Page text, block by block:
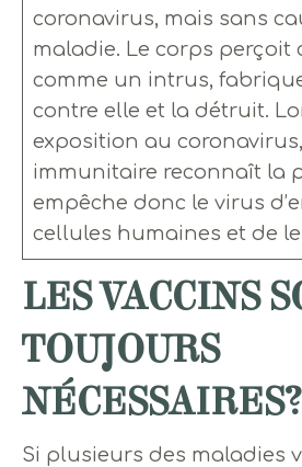
coronavirus, mais sans
maladie. Le corps perçoit
comme un intrus,
contre elle et la détruit.
exposition au
immunitaire reconnaît la
empêche donc le virus
cellules humaines et de
LES VACCINS
TOUJOURS
NÉCESSAIRES?
Si plusieurs des maladies